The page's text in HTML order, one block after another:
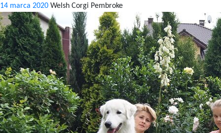
2019
14 marca 2020 Welsh Corgi Pembroke